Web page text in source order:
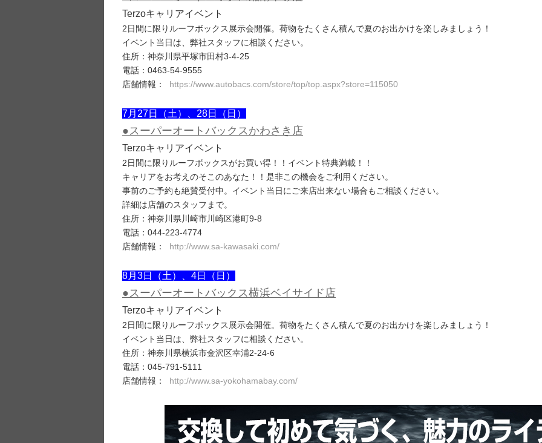
Terzoキャリアイベント
2日間に限りルーフボックス展示会開催。荷物をたくさん積んで夏のお出かけを楽しみましょう！
イベント当日は、弊社スタッフに相談ください。
住所：神奈川県平塚市田村3-4-25
電話：0463-54-9555
店舗情報：
https://www.autobacs.com/store/top/top.aspx?store=115050
7月27日（土）、28日（日）
●スーパーオートバックスかわさき店
Terzoキャリアイベント
2日間に限りルーフボックスがお買い得！！イベント特典満載！！
キャリアをお考えのそこのあなた！！是非この機会をご利用ください。
事前のご予約も絶賛受付中。イベント当日にご来店出来ない場合もご相談ください。
詳細は店舗のスタッフまで。
住所：神奈川県川崎市川崎区港町9-8
電話：044-223-4774
店舗情報：
http://www.sa-kawasaki.com/
8月3日（土）、4日（日）
●スーパーオートバックス横浜ベイサイド店
Terzoキャリアイベント
2日間に限りルーフボックス展示会開催。荷物をたくさん積んで夏のお出かけを楽しみましょう！
イベント当日は、弊社スタッフに相談ください。
住所：神奈川県横浜市金沢区幸浦2-24-6
電話：045-791-5111
店舗情報：
http://www.sa-yokohamabay.com/